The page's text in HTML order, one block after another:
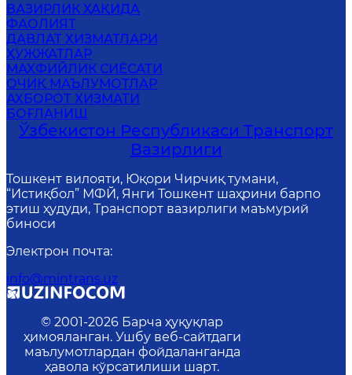
ВАЗИРЛИК ҲАҚИДА
ФАОЛИЯТ
ДАВЛАТ ХИЗМАТЛАРИ
ҲУЖЖАТЛАР
MАХФИЙЛИК СИЁСАТИ
ОЧИҚ МАЪЛУМОТЛАР
АХБОРОТ ХИЗМАТИ
БОҒЛАНИШ
Ўзбекистон Республикаси Транспорт
Вазирлиги
Тошкент вилояти, Юқори Чирчиқ тумани,
“Истиқбол” МФЙ, Янги Тошкент шаҳрини барпо
этиш ҳудуди, Транспорт вазирлиги маъмурий
биноси
Электрон почта:
info@mintrans.uz
© 2001-2026 Барча ҳуқуқлар
ҳимояланган. Ушбу веб-сайтдаги
маълумотлардан фойдаланганда
ҳавола кўрсатилиши шарт.